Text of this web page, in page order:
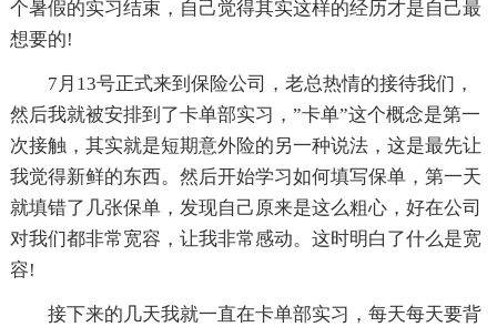
个暑假的实习结束，自己觉得其实这样的经历才是自己最
想要的!
7月13号正式来到保险公司，老总热情的接待我们，
然后我就被安排到了卡单部实习，”卡单”这个概念是第一
次接触，其实就是短期意外险的另一种说法，这是最先让
我觉得新鲜的东西。然后开始学习如何填写保单，第一天
就填错了几张保单，发现自己原来是这么粗心，好在公司
对我们都非常宽容，让我非常感动。这时明白了什么是宽
容!
接下来的几天我就一直在卡单部实习，每天每天要背